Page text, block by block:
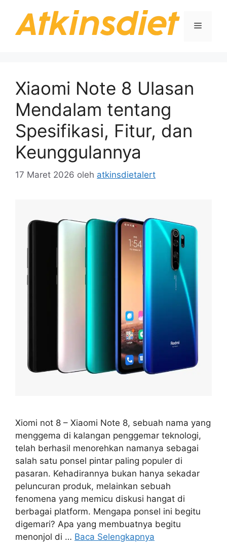
Menu
Xiaomi Note 8 Ulasan
Mendalam tentang
Spesifikasi, Fitur, dan
Keunggulannya
17 Maret 2026 oleh atkinsdietalert
Xiomi not 8 – Xiaomi Note 8, sebuah nama yang
menggema di kalangan penggemar teknologi,
telah berhasil menorehkan namanya sebagai
salah satu ponsel pintar paling populer di
pasaran. Kehadirannya bukan hanya sekadar
peluncuran produk, melainkan sebuah
fenomena yang memicu diskusi hangat di
berbagai platform. Mengapa ponsel ini begitu
digemari? Apa yang membuatnya begitu
menonjol di … Baca Selengkapnya